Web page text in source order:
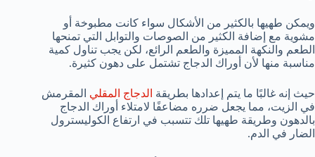
ويمكن طهيها بالكثير من الأشكال سواء كانت مطبوخة أو
مشوية مع إضافة الكثير من الصوصات والتوابل التي تمنحها
الطعم والنكهة المميزة والطعم الرائع، لكن يجب تناول كمية
مناسبة منها لأن أوراك الدجاج تشتمل على دهون كثيرة.
حيث إنه غالبًا ما يتم إعدادها بطريقة الدجاج المقلي المقرمش
في الزيت، مما يجعل ضرره مضاعفًا لامتلاء أوراك الدجاج
بالدهون وطريقة طهيها تلك تتسبب في ارتفاع الكوليسترول
الضار في الدم.